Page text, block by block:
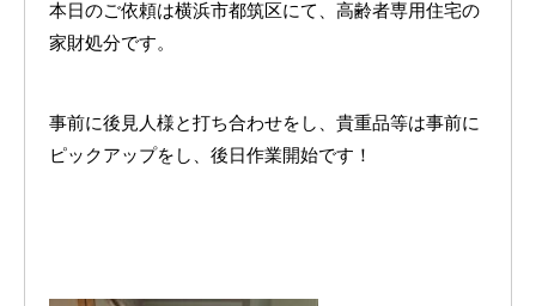
本日のご依頼は横浜市都筑区にて、高齢者専用住宅の
家財処分です。
事前に後見人様と打ち合わせをし、貴重品等は事前に
ピックアップをし、後日作業開始です！